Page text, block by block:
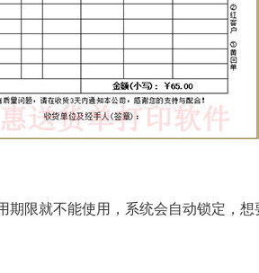
限就不能使用，系统会自动锁定，